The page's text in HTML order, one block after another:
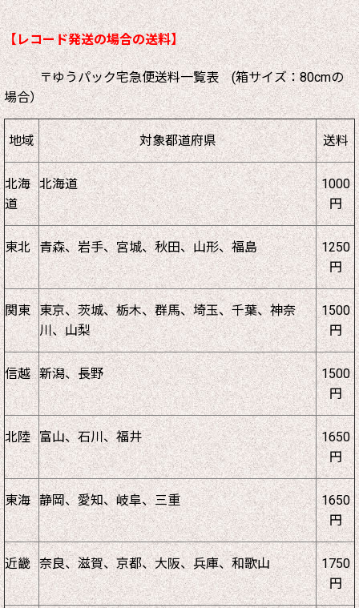
【レコード発送の場合の送料】
〒ゆうパック宅急便送料一覧表 (箱サイズ：80cmの
場合）
地域 対象都道府県 送料
北海
道
北海道
1000
円
東北 青森、岩手、宮城、秋田、山形、福島
1250
円
関東 東京、茨城、栃木、群馬、埼玉、千葉、神奈
川、山梨
1500
円
信越 新潟、長野
1500
円
北陸 富山、石川、福井
1650
円
東海 静岡、愛知、岐阜、三重
1650
円
近畿 奈良、滋賀、京都、大阪、兵庫、和歌山
1750
円